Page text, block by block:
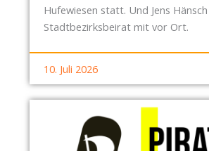
Hufewiesen statt. Und Jens
Stadtbezirksbeirat mit vor Ort.
10. Juli 2026